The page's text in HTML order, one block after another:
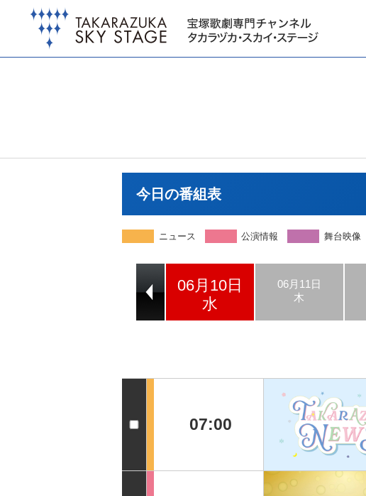
今日の番組表
ニュース 公演情報 舞台映像
06月10日
水
06月11日
木
07:00